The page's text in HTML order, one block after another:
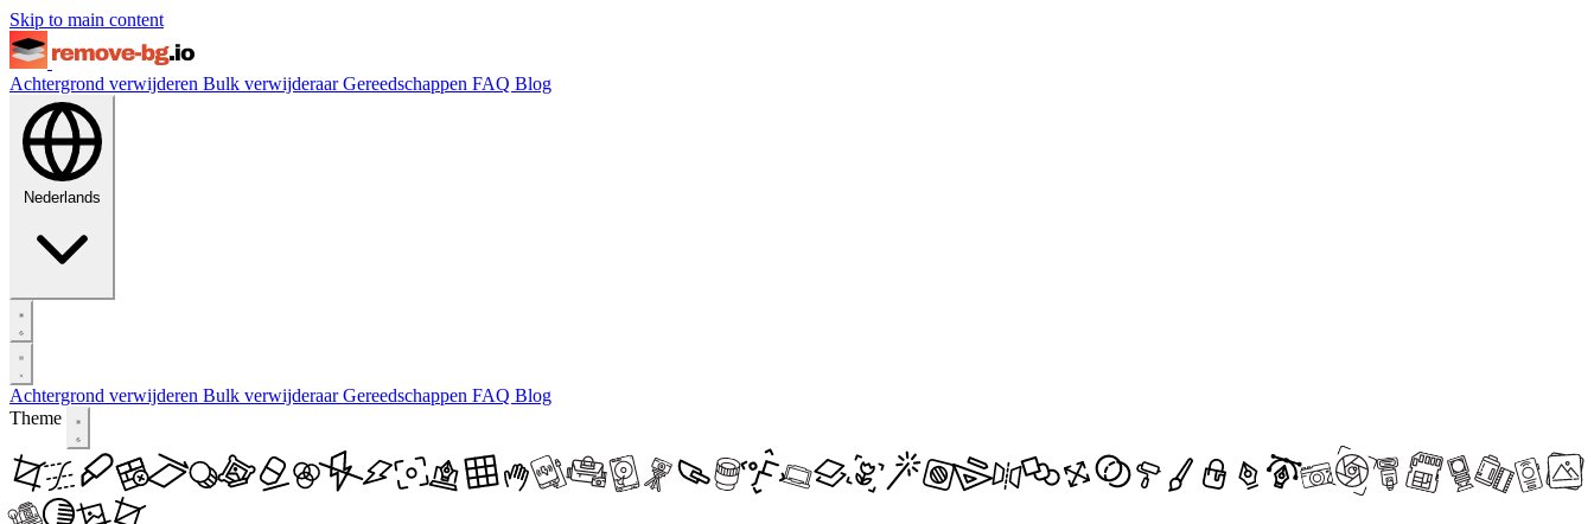
Skip to main content
Achtergrond verwijderen Bulk verwijderaarGereedschappen FAQ Blog
Nederlands
Achtergrond verwijderen Bulk verwijderaarGereedschappen FAQ Blog
Theme